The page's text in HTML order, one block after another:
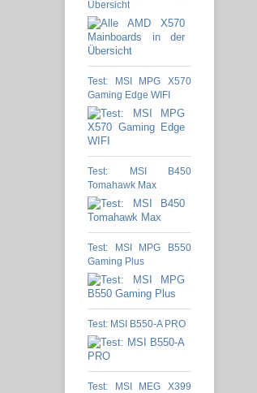
Übersicht
Test: MSI MPG X570
Gaming Edge WIFI
Test: MSI B450
Tomahawk Max
Test: MSI MPG B550
Gaming Plus
Test: MSI B550-A PRO
Test: MSI MEG X399